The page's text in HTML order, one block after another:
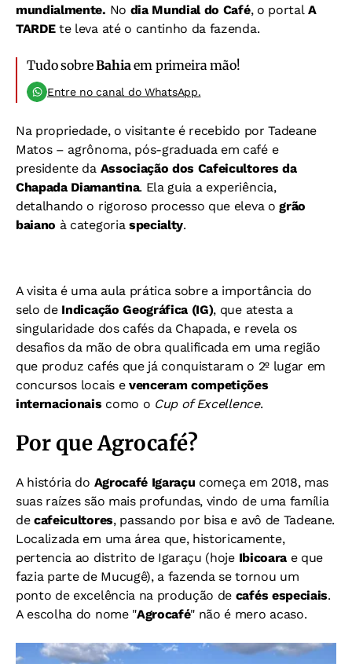
mundialmente. No dia Mundial do Café, o portalA
TARDEte leva até o cantinho da fazenda.
Tudo sobreBahiaem primeira mão!
Entre no canal do WhatsApp.
Na propriedade, o visitante é recebido por Tadeane
Matos – agrônoma, pós-graduada em café e
presidente da Associação dos Cafeicultores da
Chapada Diamantina. Ela guia a experiência,
detalhando o rigoroso processo que eleva ogrão
baiano à categoria specialty.
A visita é uma aula prática sobre a importância do
selo de Indicação Geográfica (IG), que atesta a
singularidade dos cafés da Chapada, e revela os
desafios da mão de obra qualificada em uma região
que produz cafés que já conquistaram o 2º lugar em
concursos locais e venceram competições
internacionais como o Cup of Excellence.
Por que Agrocafé?
A história do Agrocafé Igaraçu começa em 2018, mas
suas raízes são mais profundas, vindo de uma família
decafeicultores, passando por bisa e avô de Tadeane.
Localizada em uma área que, historicamente,
pertencia ao distrito de Igaraçu (hoje Ibicoara e que
fazia parte de Mucugê), a fazenda se tornou um
ponto de excelência na produção de cafés especiais.
A escolha do nome "Agrocafé" não é mero acaso.